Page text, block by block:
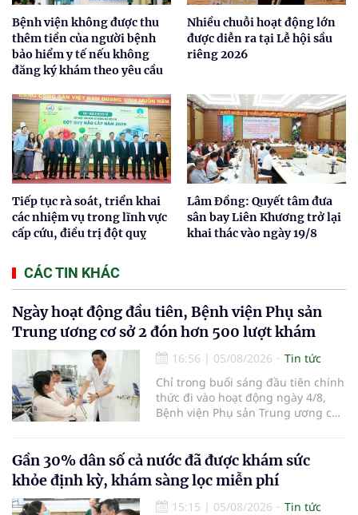
Bệnh viện không được thu
thêm tiền của người bệnh
bảo hiểm y tế nếu không
đăng ký khám theo yêu cầu
Nhiều chuỗi hoạt động lớn
được diễn ra tại Lễ hội sầu
riêng 2026
Tiếp tục rà soát, triển khai
các nhiệm vụ trong lĩnh vực
cấp cứu, điều trị đột quỵ
Lâm Đồng: Quyết tâm đưa
sân bay Liên Khương trở lại
khai thác vào ngày 19/8
CÁC TIN KHÁC
Ngày hoạt động đầu tiên, Bệnh viện Phụ sản
Trung ương cơ sở 2 đón hơn 500 lượt khám
16:56 | 05/08/2026
Tin tức
Chỉ trong buổi sáng đầu tiên chính
thức đi vào hoạt động ngày 4/8,
Bệnh viện Phụ sản Trung ương cơ
em bé đầu tiên chào đời.
Gần 30% dân số cả nước đã được khám sức
khỏe định kỳ, khám sàng lọc miễn phí
15:15 | 05/08/2026
Tin tức